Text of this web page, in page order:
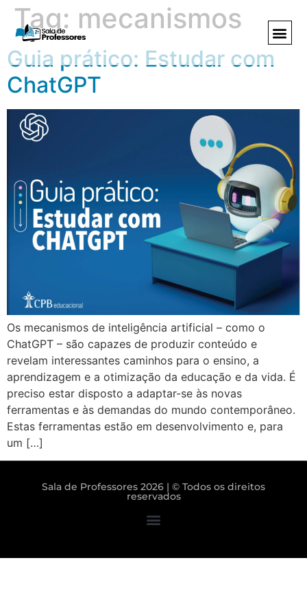
Tag: mecanismos
Guia prático: Estudar com
ChatGPT
Os mecanismos de inteligência artificial – como o
ChatGPT – são capazes de produzir conteúdo e
revelam interessantes caminhos para o ensino, a
aprendizagem e a otimização da educação e da vida. É
preciso estar disposto a adaptar-se às novas
ferramentas e às demandas do mundo contemporâneo.
Estas ferramentas estão em desenvolvimento e, para
um […]
Sala de Professores 2026 | © Todos os direitos
reservados